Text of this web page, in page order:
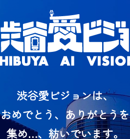
渋谷愛ビジョンは、
おめでとう、ありがとうを
集め…、紡いでいます。